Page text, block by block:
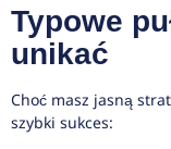
Typowe
unikać
Choć masz jasną
szybki sukces: